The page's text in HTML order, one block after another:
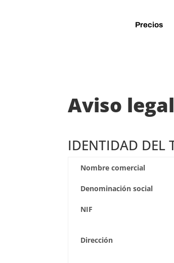
Precios
Aviso legal
IDENTIDAD DEL
Nombre comercial
Denominación social
NIF
Dirección